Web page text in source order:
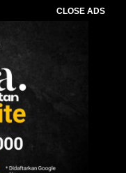
CLOSE ADS